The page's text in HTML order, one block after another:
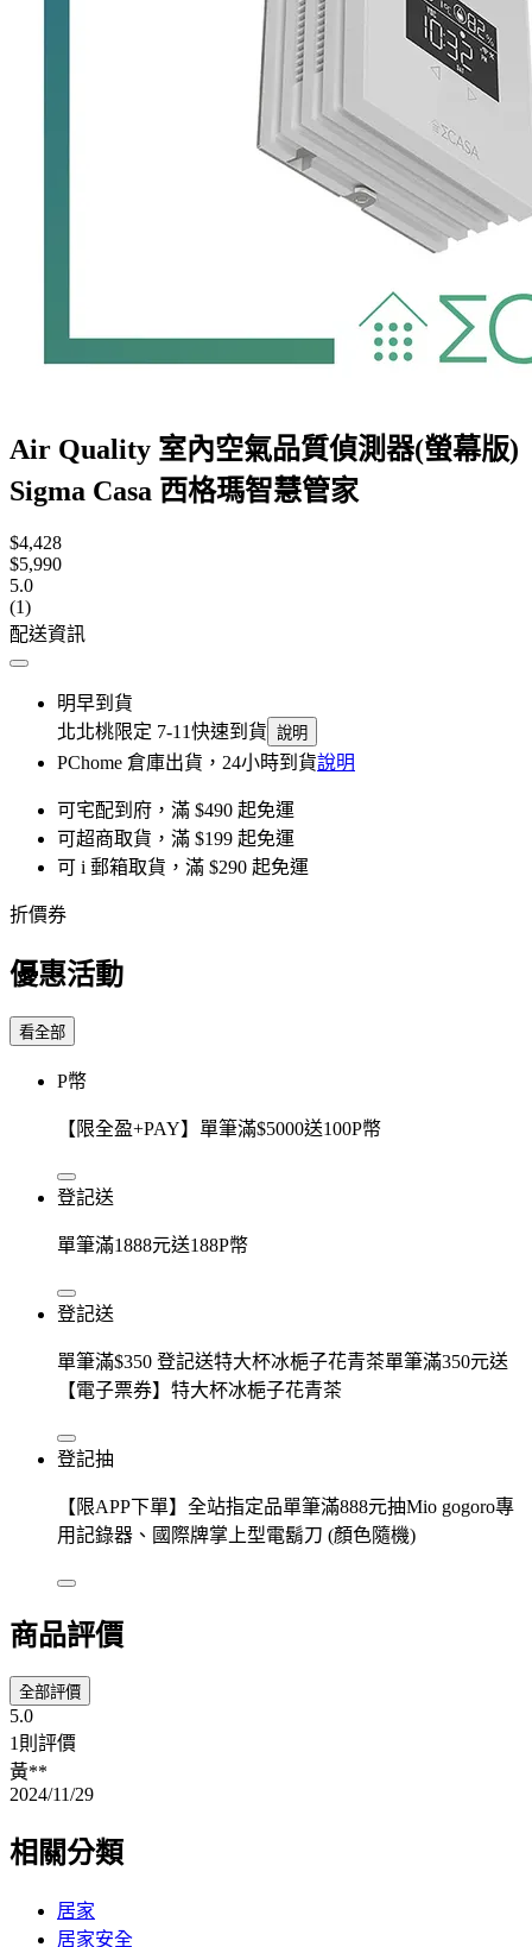
Air Quality 室內空氣品質偵測器(螢幕版)
Sigma Casa 西格瑪智慧管家
$4,428
$5,990
5.0
(1)
配送資訊
明早到貨
北北桃限定 7-11快速到貨 說明
PChome 倉庫出貨，24小時到貨說明
可宅配到府，滿 $490 起免運
可超商取貨，滿 $199 起免運
可 i 郵箱取貨，滿 $290 起免運
折價券
優惠活動
看全部
P幣
【限全盈+PAY】單筆滿$5000送100P幣
登記送
單筆滿1888元送188P幣
登記送
單筆滿$350 登記送特大杯冰梔子花青茶單筆滿350元送
【電子票券】特大杯冰梔子花青茶
登記抽
【限APP下單】全站指定品單筆滿888元抽Mio gogoro專
用記錄器、國際牌掌上型電鬍刀 (顏色隨機)
商品評價
全部評價
5.0
1則評價
黃**
2024/11/29
相關分類
居家
居家安全